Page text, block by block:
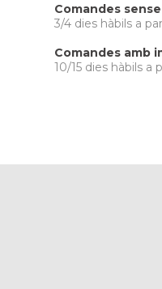
Comandes
3/4 dies hàbils a
Comandes amb
10/15 dies hàbils